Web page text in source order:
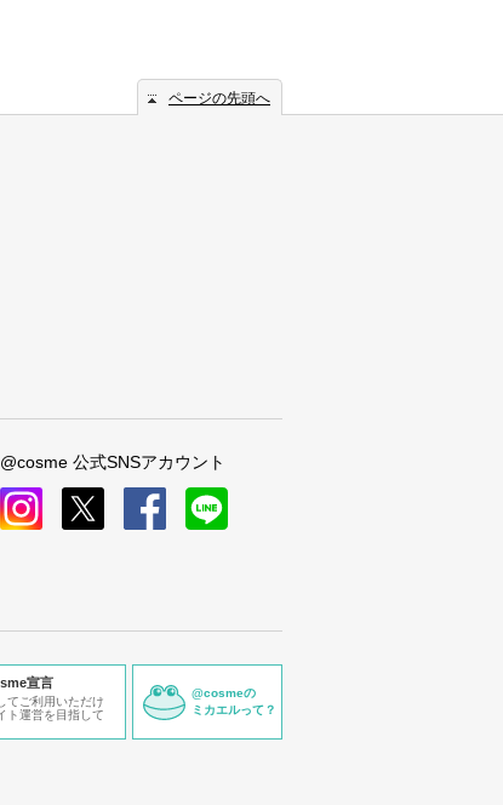
ページの先頭へ
@cosme 公式SNSアカウント
宣言
てご利用いただけ
ト運営を目指して
@cosmeの
ミカエルって？